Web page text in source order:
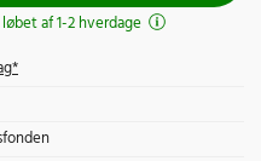
af 1-2 hverdage